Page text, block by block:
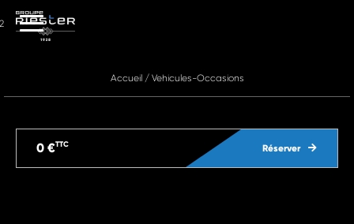
Accueil/ Vehicules-Occasions
Réserver
0 €TTC